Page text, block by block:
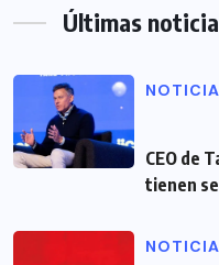
Últimas
CEO de
tienen